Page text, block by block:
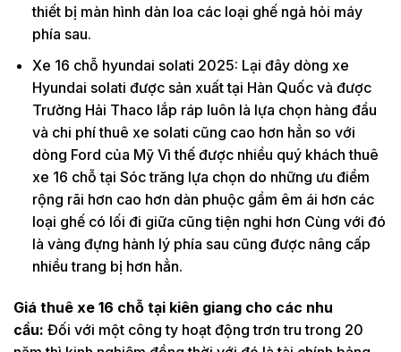
thiết bị màn hình dàn loa các loại ghế ngả hỏi máy
phía sau.
Xe 16 chỗ hyundai solati 2025: Lại đây dòng xe
Hyundai solati được sản xuất tại Hàn Quốc và được
Trường Hải Thaco lắp ráp luôn là lựa chọn hàng đầu
và chi phí thuê xe solati cũng cao hơn hẳn so với
dòng Ford của Mỹ Vì thế được nhiều quý khách thuê
xe 16 chỗ tại Sóc trăng lựa chọn do những ưu điểm
rộng rãi hơn cao hơn dàn phuộc gầm êm ái hơn các
loại ghế có lối đi giữa cũng tiện nghi hơn Cùng với đó
là vàng đựng hành lý phía sau cũng được nâng cấp
nhiều trang bị hơn hẳn.
Giá thuê xe 16 chỗ tại kiên giang cho các nhu
cầu: Đối với một công ty hoạt động trơn tru trong 20